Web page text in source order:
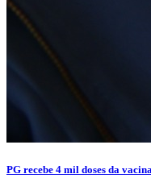
PG recebe 4 mil doses da